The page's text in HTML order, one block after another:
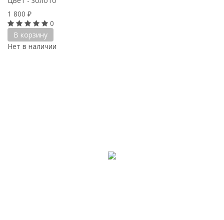
1 800 ₽
0
В корзину
Нет в наличии